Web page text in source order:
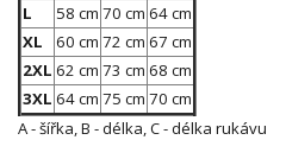
L
58 cm 70 cm 64 cm
XL
60 cm 72 cm 67 cm
2XL 62 cm 73 cm 68 cm
3XL 64 cm 75 cm 70 cm
A - šířka, B - délka, C - délka rukávu